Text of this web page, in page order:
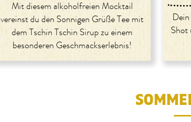
Mit diesem alkoholfreien Mocktail
vereinst du den Sonnigen Grüße Tee mit
dem Tschin Tschin Sirup zu einem
besonderen Geschmackserlebnis!
Shot